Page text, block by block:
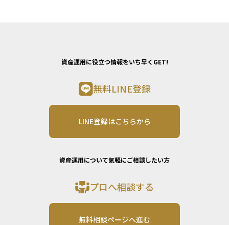
資産運用に役立つ情報をいち早くGET!
無料LINE登録
LINE登録はこちらから
資産運用について気軽にご相談したい方
プロへ相談する
無料相談ページへ進む